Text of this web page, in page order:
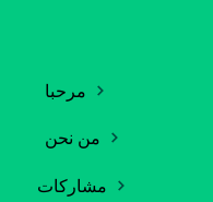
مرحبا
من نحن
مشاركات